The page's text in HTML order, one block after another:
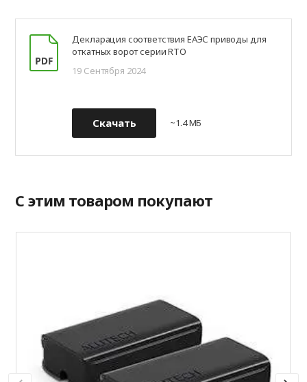
Декларация соответствия ЕАЭС приводы для
откатных ворот серии RTO
19 Сентября 2024
Скачать ~1.4 МБ
С этим товаром покупают